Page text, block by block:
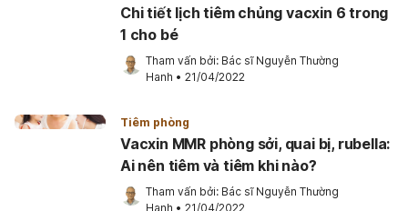
Chi tiết lịch tiêm chủng vacxin 6 trong
1 cho bé
Tham vấn bởi: Bác sĩ Nguyễn Thường
Hanh • 21/04/2022
Tiêm phòng
Vacxin MMR phòng sởi, quai bị, rubella:
Ai nên tiêm và tiêm khi nào?
Tham vấn bởi: Bác sĩ Nguyễn Thường
Hanh • 21/04/2022